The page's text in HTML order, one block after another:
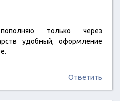
только через
удобный, оформление
Ответить